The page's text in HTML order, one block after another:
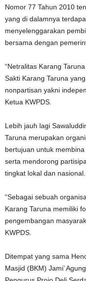
Nomor 77 Tahun 2010
yang di dalamnya
menyelenggarakan
bersama dengan
“Netralitas Karang
Sakti Karang Taruna
nonpartisan yakni
Ketua KWPDS.
Lebih jauh lagi
Taruna merupakan
bertujuan untuk
serta mendorong
tingkat lokal dan nasional.
“Sebagai sebuah
Karang Taruna memiliki
pengembangan
KWPDS.
Ditempat yang sama
Masjid (BKM) Jami’